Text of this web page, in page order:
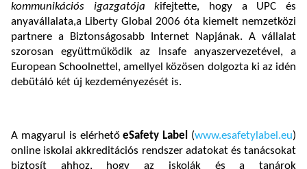
kommunikációs igazgatója kifejtette, hogy a UPC és
anyavállalata,a Liberty Global 2006 óta kiemelt nemzetközi
partnere a Biztonságosabb Internet Napjának. A vállalat
szorosan együttműködik az Insafe anyaszervezetével, a
European Schoolnettel, amellyel közösen dolgozta ki az idén
debütáló két új kezdeményezését is.
A magyarul is elérhetőeSafety Label (www.esafetylabel.eu)
online iskolai akkreditációs rendszer adatokat és tanácsokat
biztosít ahhoz, hogy az iskolák és a tanárok